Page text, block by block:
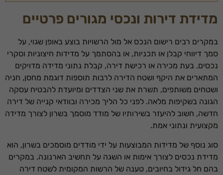
מדידת דירות ונכסי מגורים פרטיים
במקרים רבים רישום הנכס אל מול הרשויות בוצע באופן שגוי, על
סמך דיווחי קבלן או תכניות, או בהסתמך על מדידות חיצוניות וסקרי
נכסים. בעת מכירה או רכישת דירה, קבלת נתוני מדידה מדויקים
המתארים את היקף ושטח הדירה לרבות תוספות דוגמת מחסן, חניה
ושטחים משותפים, תשרת את שני הצדדים ומיועדת להבטיח עסקה
הגונה בשקיפות מלאה. לפני כל הליך מכירה ובוודאי קנייה של דירה
חדשה, חשוב להיעזר בשירותיו של מודד מוסמך בשרון לצורך מדידה
מקצועית ונתוני אמת.
סוג נוסף של מדידות המבוצעות על ידי מודדים מוסמכים בשרון, הוא
מדידת נכסים לצורך אימות או השגה על תחשיב הארנונה. במקרים
בהם חל גידול בחיובים, טענה של הרשות המקומית לשטח דירה